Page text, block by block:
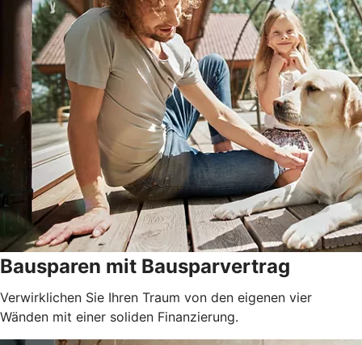
Bausparen mit Bausparvertrag
Verwirklichen Sie Ihren Traum von den eigenen vier
Wänden mit einer soliden Finanzierung.